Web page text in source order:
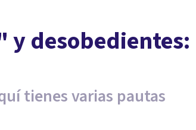
desobedientes:
tienes varias pautas